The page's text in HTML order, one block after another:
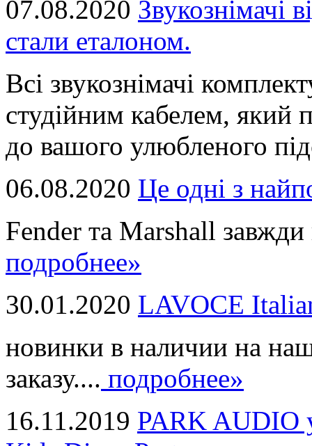
07.08.2020 Звукознімачі
стали еталоном.
Всі звукознімачі
студійним кабелем, який
до вашого улюбленого
06.08.2020 Це однi з
Fender та Marshall завжди
подробнее»
30.01.2020 LAVOCE
новинки в наличии на
заказу.... подробнее»
16.11.2019 PARK AUDIO